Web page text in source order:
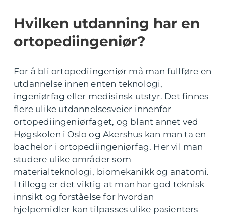
Hvilken utdanning har en
ortopediingeniør?
For å bli ortopediingeniør må man fullføre en
utdannelse innen enten teknologi,
ingeniørfag eller medisinsk utstyr. Det finnes
flere ulike utdannelsesveier innenfor
ortopediingeniørfaget, og blant annet ved
Høgskolen i Oslo og Akershus kan man ta en
bachelor i ortopediingeniørfag. Her vil man
studere ulike områder som
materialteknologi, biomekanikk og anatomi.
I tillegg er det viktig at man har god teknisk
innsikt og forståelse for hvordan
hjelpemidler kan tilpasses ulike pasienters